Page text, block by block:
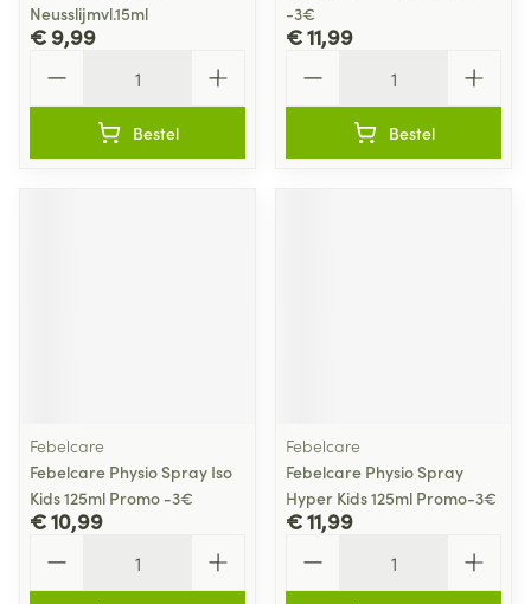
Neusslijmvl.15ml
€ 9,99
Bestel
-3€
€ 11,99
Bestel
Febelcare
Febelcare Physio Spray Iso
Kids 125ml Promo -3€
€ 10,99
Febelcare
Febelcare Physio Spray
Hyper Kids 125ml Promo-3€
€ 11,99